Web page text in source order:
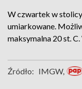
W czwartek w
umiarkowane.
maksymalna 20 st.
Źródło: IMGW,